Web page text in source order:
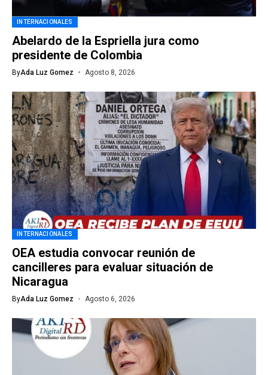
INTERNACIONALES
Abelardo de la Espriella jura como
presidente de Colombia
ByAda Luz Gomez Agosto 8, 2026
INTERNACIONALES
OEA estudia convocar reunión de
cancilleres para evaluar situación de
Nicaragua
ByAda Luz Gomez Agosto 6, 2026